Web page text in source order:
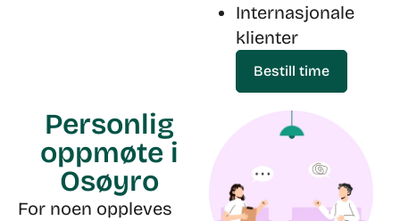
Internasjonale
klienter
Bestill time
Personlig
oppmøte i
Osøyro
For noen oppleves